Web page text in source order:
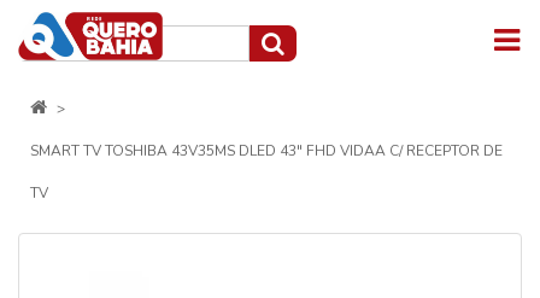
SMART TV TOSHIBA 43V35MS DLED 43" FHD VIDAA C/ RECEPTOR DE
TV